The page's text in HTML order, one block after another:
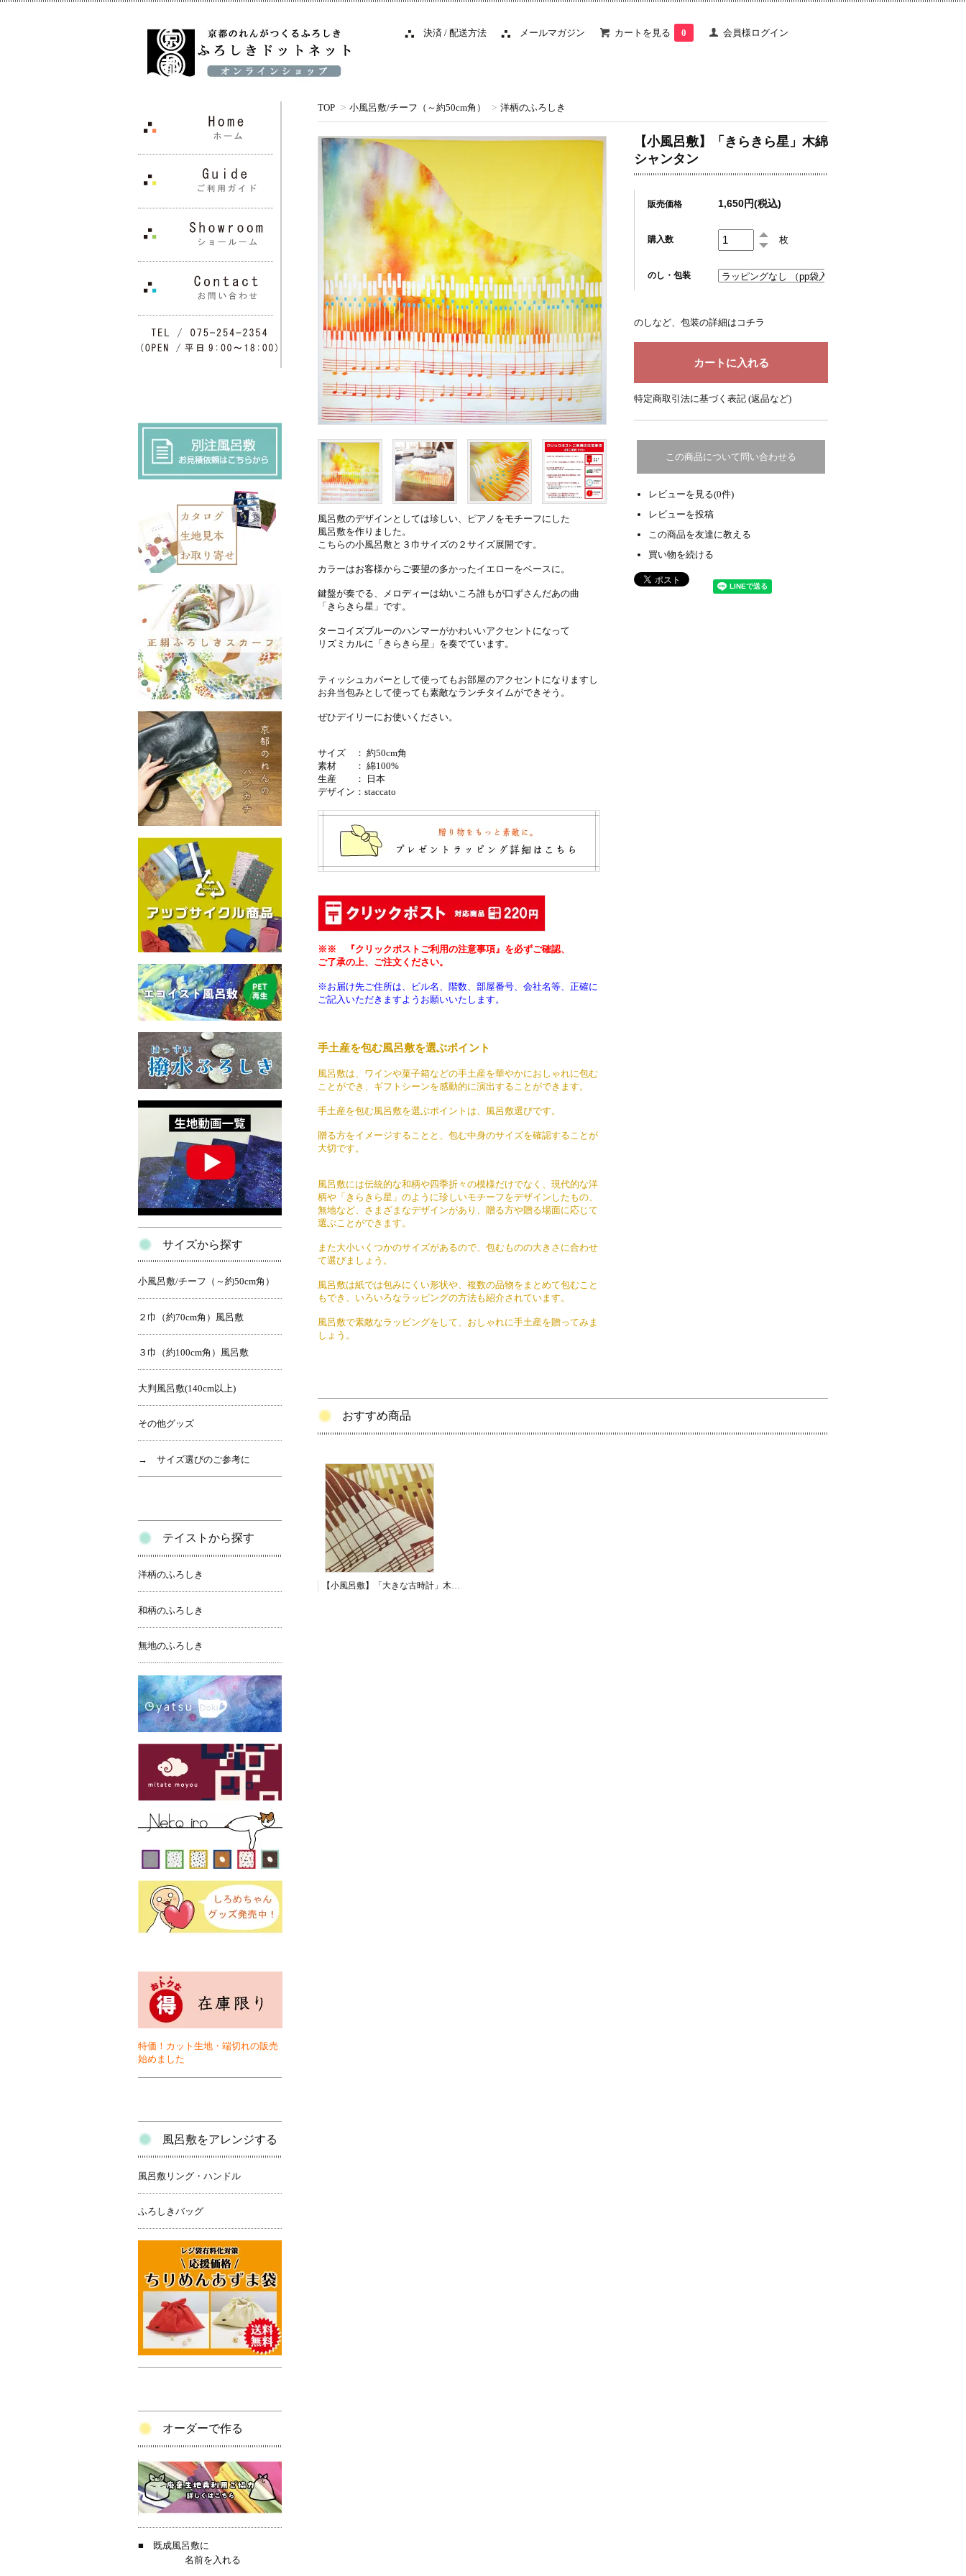
決済 / 配送方法 メールマガジン カートを見る 0 会員様ログイン
TOP > 小風呂敷/チーフ（～約50cm角） > 洋柄のふろしき
【小風呂敷】「きらきら星」木綿
シャンタン
販売価格 1,650円(税込)
購入数 枚
のし・包装
風呂敷のデザインとしては珍しい、ピアノをモチーフにした
風呂敷を作りました。
こちらの小風呂敷と３巾サイズの２サイズ展開です。
カラーはお客様からご要望の多かったイエローをベースに。
鍵盤が奏でる、メロディーは幼いころ誰もが口ずさんだあの曲
「きらきら星」です。
ターコイズブルーのハンマーがかわいいアクセントになって
リズミカルに「きらきら星」を奏でています。
ティッシュカバーとして使ってもお部屋のアクセントになりますし
お弁当包みとして使っても素敵なランチタイムができそう。
ぜひデイリーにお使いください。
サイズ ： 約50cm角
素材 ： 綿100%
生産 ： 日本
デザイン： staccato
※※ 『クリックポストご利用の注意事項』を必ずご確認、
ご了承の上、ご注文ください。
※お届け先ご住所は、ビル名、階数、部屋番号、会社名等、正確に
ご記入いただきますようお願いいたします。
手土産を包む風呂敷を選ぶポイント
風呂敷は、ワインや菓子箱などの手土産を華やかにおしゃれに包む
ことができ、ギフトシーンを感動的に演出することができます。
手土産を包む風呂敷を選ぶポイントは、風呂敷選びです。
贈る方をイメージすることと、包む中身のサイズを確認することが
大切です。
風呂敷には伝統的な和柄や四季折々の模様だけでなく、現代的な洋
柄や「きらきら星」のように珍しいモチーフをデザインしたもの、
無地など、さまざまなデザインがあり、贈る方や贈る場面に応じて
選ぶことができます。
また大小いくつかのサイズがあるので、包むものの大きさに合わせ
て選びましょう。
風呂敷は紙では包みにくい形状や、複数の品物をまとめて包むこと
もでき、いろいろなラッピングの方法も紹介されています。
風呂敷で素敵なラッピングをして、おしゃれに手土産を贈ってみま
しょう。
のしなど、包装の詳細はコチラ
特定商取引法に基づく表記 (返品など)
この商品について問い合わせる
レビューを見る(0件)
レビューを投稿
この商品を友達に教える
買い物を続ける
おすすめ商品
サイズから探す
小風呂敷/チーフ（～約50cm角）
２巾（約70cm角）風呂敷
３巾（約100cm角）風呂敷
大判風呂敷(140cm以上)
その他グッズ
→ サイズ選びのご参考に
テイストから探す
洋柄のふろしき
和柄のふろしき
無地のふろしき
特価！カット生地・端切れの販売
始めました
風呂敷をアレンジする
風呂敷リング・ハンドル
ふろしきバッグ
オーダーで作る
■ 既成風呂敷に
名前を入れる